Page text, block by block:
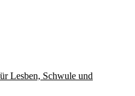
Lesben, Schwule und